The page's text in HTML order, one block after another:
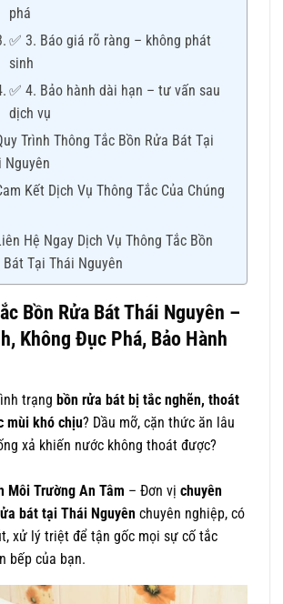
phá
✅ 3. Báo giá rõ ràng – không phát
sinh
✅ 4. Bảo hành dài hạn – tư vấn sau
dịch vụ
Trình Thông Tắc Bồn Rửa Bát Tại
Nguyên
Kết Dịch Vụ Thông Tắc Của Chúng
Hệ Ngay Dịch Vụ Thông Tắc Bồn
Bát Tại Thái Nguyên
Bồn Rửa Bát Thái Nguyên –
Không Đục Phá, Bảo Hành
trạng bồn rửa bát bị tắc nghẽn, thoát
mùi khó chịu? Dầu mỡ, cặn thức ăn lâu
xả khiến nước không thoát được?
Môi Trường An Tâm – Đơn vị chuyên
bát tại Thái Nguyên chuyên nghiệp, có
xử lý triệt để tận gốc mọi sự cố tắc
bếp của bạn.